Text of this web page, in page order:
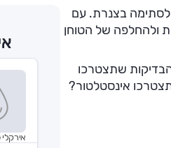
לסתימה בצנרת. עם
ולהחלפה של הטוחן
שתצטרכו
אינסטלטור?